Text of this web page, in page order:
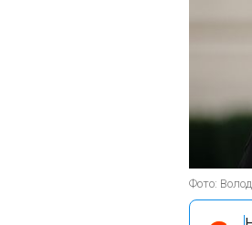
Фото: